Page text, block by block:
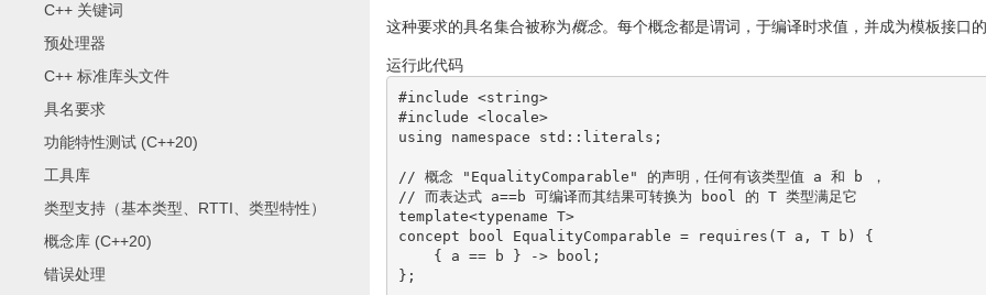
C++ 关键词
预处理器
C++ 标准库头文件
具名要求
功能特性测试 (C++20)
工具库
类型支持（基本类型、RTTI、类型特性）
概念库 (C++20)
错误处理
这种要求的具名集合被称为概念。每个概念都是谓词，于编译时求值，并成为模板接口
运行此代码
#include <string>
#include <locale>
using
namespace std :: literals ;
// 概念 "EqualityComparable" 的声明，任何有该类型值 a 和 b ，
// 而表达式 a==b 可编译而其结果可转换为 bool 的 T 类型满足它
template<typename T>
concept
bool EqualityComparable = requires (T a, T b )
{
{ a == b } -> bool ;
} ;